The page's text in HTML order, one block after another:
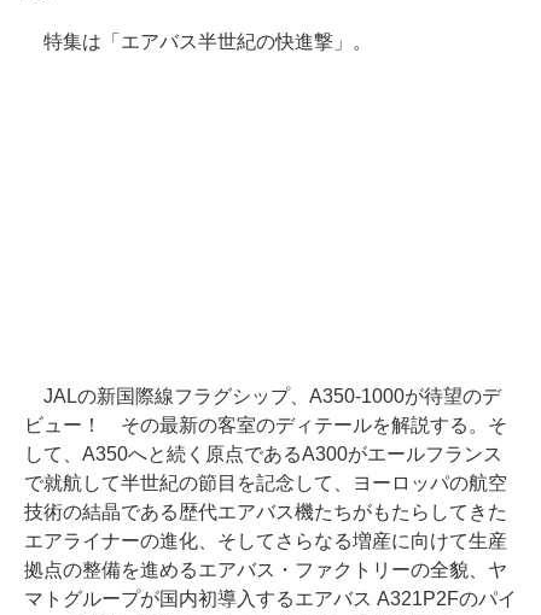
特集は「エアバス半世紀の快進撃」。
JALの新国際線フラグシップ、A350-1000が待望のデ
ビュー！ その最新の客室のディテールを解説する。そ
して、A350へと続く原点であるA300がエールフランス
で就航して半世紀の節目を記念して、ヨーロッパの航空
技術の結晶である歴代エアバス機たちがもたらしてきた
エアライナーの進化、そしてさらなる増産に向けて生産
拠点の整備を進めるエアバス・ファクトリーの全貌、ヤ
マトグループが国内初導入するエアバス A321P2Fのパイ